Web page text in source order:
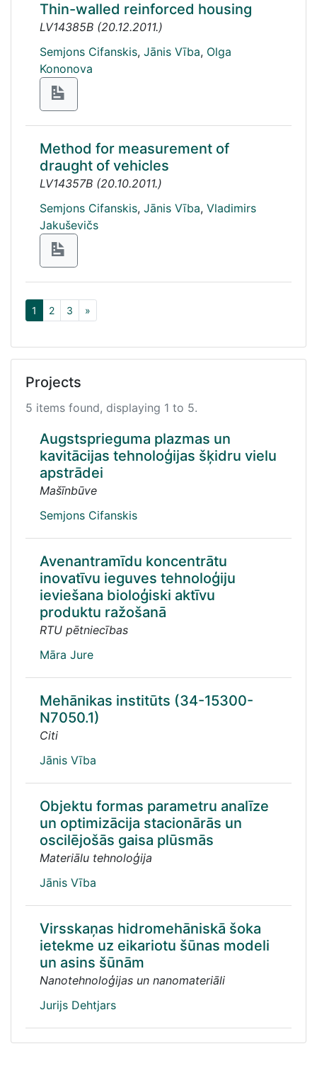
Thin-walled reinforced housing
LV14385B (20.12.2011.)
Semjons Cifanskis, Jānis Vība, Olga
Kononova
Method for measurement of
draught of vehicles
LV14357B (20.10.2011.)
Semjons Cifanskis, Jānis Vība, Vladimirs
Jakuševičs
1 2 3 »
Projects
5 items found, displaying 1 to 5.
Augstsprieguma plazmas un
kavitācijas tehnoloģijas šķidru vielu
apstrādei
Mašīnbūve
Semjons Cifanskis
Avenantramīdu koncentrātu
inovatīvu ieguves tehnoloģiju
ieviešana bioloģiski aktīvu
produktu ražošanā
RTU pētniecības
Māra Jure
Mehānikas institūts (34-15300-
N7050.1)
Citi
Jānis Vība
Objektu formas parametru analīze
un optimizācija stacionārās un
oscilējošās gaisa plūsmās
Materiālu tehnoloģija
Jānis Vība
Virsskaņas hidromehāniskā šoka
ietekme uz eikariotu šūnas modeli
un asins šūnām
Nanotehnoloģijas un nanomateriāli
Jurijs Dehtjars